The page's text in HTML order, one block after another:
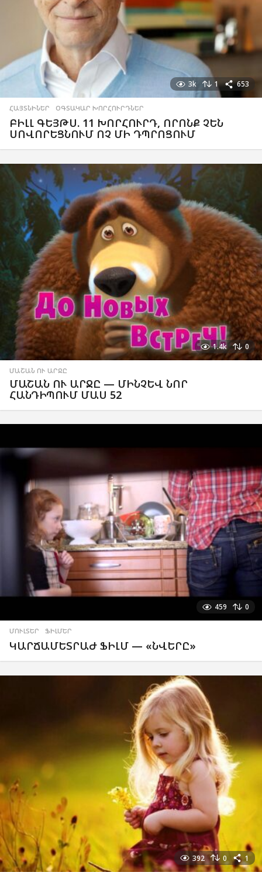
3k 1 653
ՀԱՅՏՆԻՆԵՐ ,ՕԳՏԱԿԱՐ ԽՈՐՀՈՒՐԴՆԵՐ
ԲԻԼԼ ԳԵՅԹՍ. 11 ԽՈՐՀՈՒՐԴ, ՈՐՈՆՔ ՉԵՆ
ՍՈՎՈՐԵՑՆՈՒՄ ՈՉ ՄԻ ԴՊՐՈՑՈՒՄ
1.4k 0
ՄԱՇԱՆ ՈՒ ԱՐՋԸ
ՄԱՇԱՆ ՈՒ ԱՐՋԸ — ՄԻՆՉԵՎ ՆՈՐ
ՀԱՆԴԻՊՈՒՄ ՄԱՍ 52
459 0
ՄՈՒԼՏԵՐ ,ՖԻԼՄԵՐ
ԿԱՐՃԱՄԵՏՐԱԺ ՖԻԼՄ — «ՆՎԵՐԸ»
392 0 1